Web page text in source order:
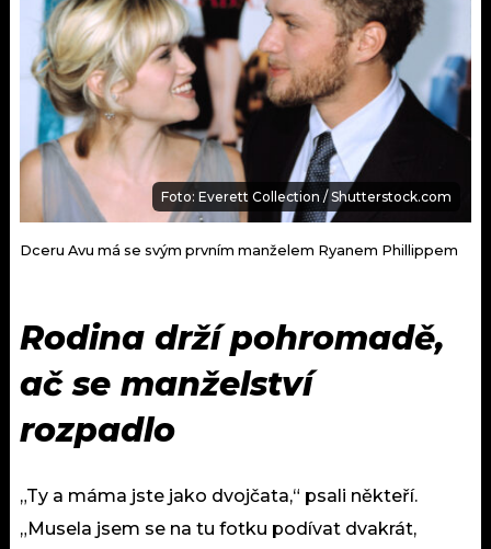
Foto: Everett Collection / Shutterstock.com
Dceru Avu má se svým prvním manželem Ryanem Phillippem
Rodina drží pohromadě,
ač se manželství
rozpadlo
„Ty a máma jste jako dvojčata,“ psali někteří.
„Musela jsem se na tu fotku podívat dvakrát,